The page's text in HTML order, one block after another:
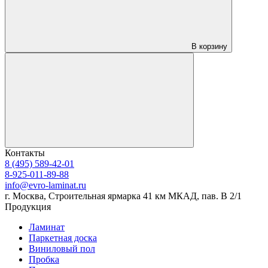
В корзину
Контакты
8 (495) 589-42-01
8-925-011-89-88
info@evro-laminat.ru
г. Москва, Строительная ярмарка 41 км МКАД, пав. В 2/1
Продукция
Ламинат
Паркетная доска
Виниловый пол
Пробка